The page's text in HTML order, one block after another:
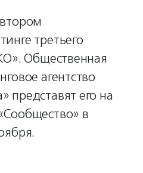
третьего
Общественная
агентство
представят его на
в